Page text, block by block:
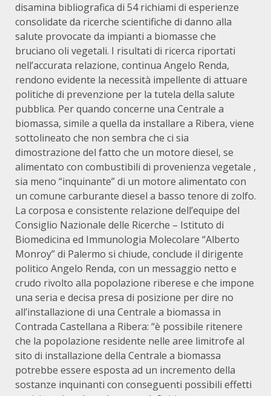
disamina bibliografica di 54 richiami di esperienze
consolidate da ricerche scientifiche di danno alla
salute provocate da impianti a biomasse che
bruciano oli vegetali. I risultati di ricerca riportati
nell’accurata relazione, continua Angelo Renda,
rendono evidente la necessità impellente di attuare
politiche di prevenzione per la tutela della salute
pubblica. Per quando concerne una Centrale a
biomassa, simile a quella da installare a Ribera, viene
sottolineato che non sembra che ci sia
dimostrazione del fatto che un motore diesel, se
alimentato con combustibili di provenienza vegetale ,
sia meno “inquinante” di un motore alimentato con
un comune carburante diesel a basso tenore di zolfo.
La corposa e consistente relazione dell’equipe del
Consiglio Nazionale delle Ricerche – Istituto di
Biomedicina ed Immunologia Molecolare “Alberto
Monroy” di Palermo si chiude, conclude il dirigente
politico Angelo Renda, con un messaggio netto e
crudo rivolto alla popolazione riberese e che impone
una seria e decisa presa di posizione per dire no
all’installazione di una Centrale a biomassa in
Contrada Castellana a Ribera: “è possibile ritenere
che la popolazione residente nelle aree limitrofe al
sito di installazione della Centrale a biomassa
potrebbe essere esposta ad un incremento della
sostanze inquinanti con conseguenti possibili effetti